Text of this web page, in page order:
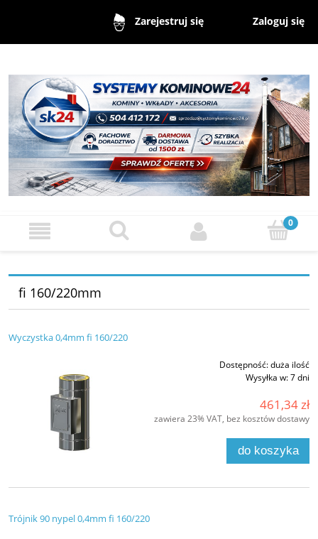
Zarejestruj się Zaloguj się
fi 160/220mm
Wyczystka 0,4mm fi 160/220
Dostępność:duża ilość
Wysyłka w:7 dni
461,34 zł
zawiera 23% VAT, bez kosztów dostawy
do koszyka
Trójnik 90 nypel 0,4mm fi 160/220